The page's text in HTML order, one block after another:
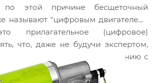
этой причине бесщеточный
называют "цифровым двигателем".
прилагательное (цифровое)
что, даже не будучи экспертом,
шаг по сравнению с
двигателями.